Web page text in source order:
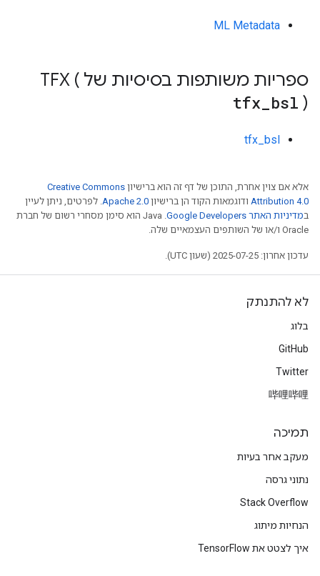
ML Metadata
ספריות משותפות בסיסיות של TFX (
tfx bsl )
tfx_bsl
אלא אם צוין אחרת, התוכן של דף זה הוא ברישיון Creative Commons
Attribution 4.0 ודוגמאות הקוד הן ברישיון Apache 2.0. לפרטים, ניתן לעיין
במדיניות האתר Google Developers‏
.‏ Java הוא סימן מסחרי רשום של חברת
Oracle ו/או של השותפים העצמאיים שלה.
עדכון אחרון: 2025-07-25 (שעון UTC).
לא להתנתק
בלוג
GitHub
Twitter
哔哩哔哩
תמיכה
מעקב אחר בעיות
נתוני גרסה
Stack Overflow
הנחיות מיתוג
איך לצטט את TensorFlow